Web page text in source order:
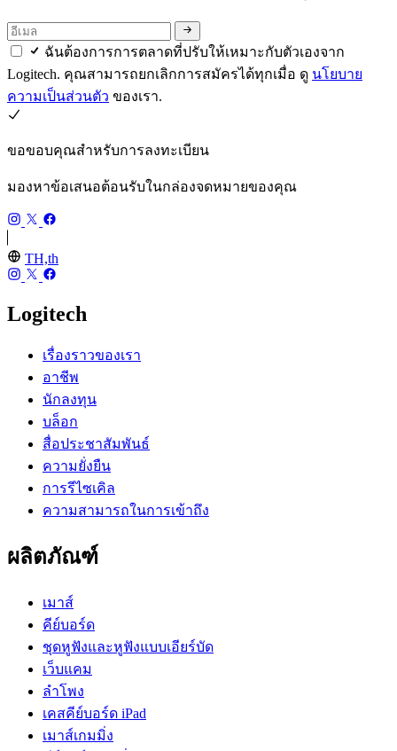
ฉันต้องการการตลาดที่ปรับให้เหมาะกับตัวเองจาก
Logitech. คุณสามารถยกเลิกการสมัครได้ทุกเมื่อ ดู นโยบาย
ความเป็นส่วนตัว ของเรา.
ขอขอบคุณสำหรับการลงทะเบียน
มองหาข้อเสนอต้อนรับในกล่องจดหมายของคุณ
TH,th
Logitech
เรื่องราวของเรา
อาชีพ
นักลงทุน
บล็อก
สื่อประชาสัมพันธ์
ความยั่งยืน
การรีไซเคิล
ความสามารถในการเข้าถึง
ผลิตภัณฑ์
เมาส์
คีย์บอร์ด
ชุดหูฟังและหูฟังแบบเอียร์บัด
เว็บแคม
ลำโพง
เคสคีย์บอร์ด iPad
เมาส์เกมมิ่ง